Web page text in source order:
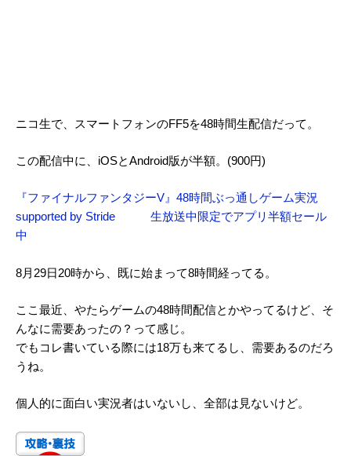
ニコ生で、スマートフォンのFF5を48時間生配信だって。
この配信中に、iOSとAndroid版が半額。(900円)
『ファイナルファンタジーV』48時間ぶっ通しゲーム実況
supported by Stride 生放送中限定でアプリ半額セール
中
8月29日20時から、既に始まって8時間経ってる。
ここ最近、やたらゲームの48時間配信とかやってるけど、そ
んなに需要あったの？って感じ。
でもコレ書いている際には18万も来てるし、需要あるのだろ
うね。
個人的に面白い実況者はいないし、全部は見ないけど。